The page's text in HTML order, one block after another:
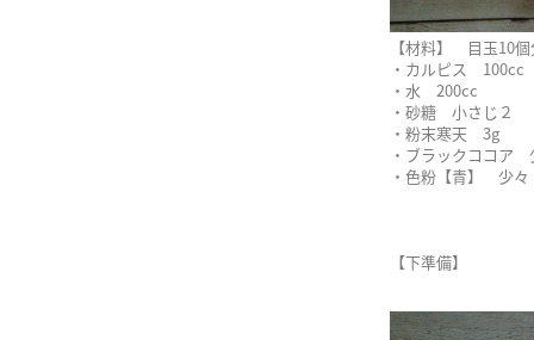
【材料】 目玉10
・カルピス 100cc
・水 200cc
・砂糖 小さじ２
・粉末寒天 3g
・ブラックココア
・色粉【青】 少々
【下準備】